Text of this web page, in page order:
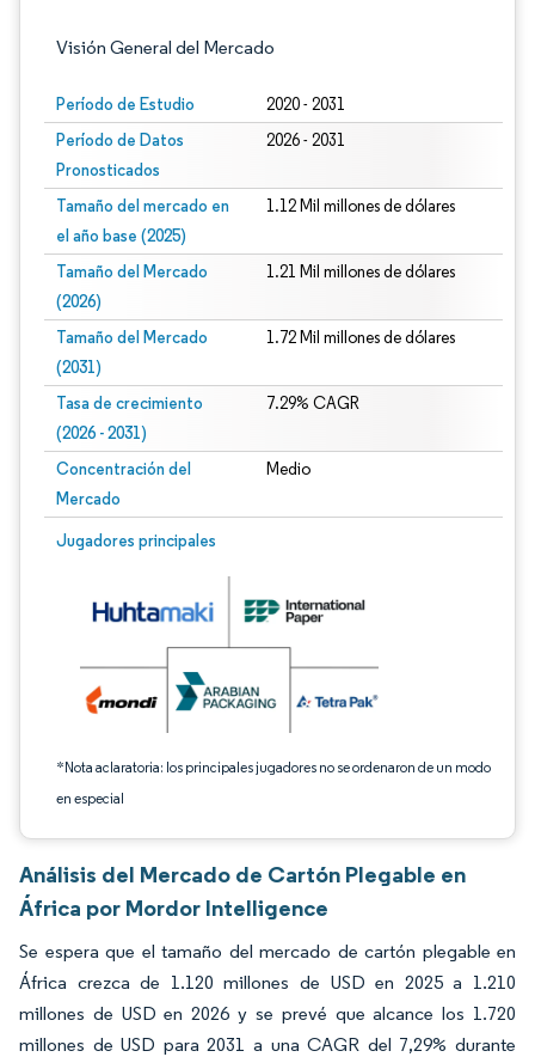
Visión General del Mercado
Período de Estudio 2020 - 2031
Período de Datos
Pronosticados
2026 - 2031
Tamaño del mercado en
el año base (2025)
1.12 Mil millones de dólares
Tamaño del Mercado
(2026)
1.21 Mil millones de dólares
Tamaño del Mercado
(2031)
1.72 Mil millones de dólares
Tasa de crecimiento
(2026 - 2031)
7.29% CAGR
Concentración del
Mercado
Medio
Jugadores principales
*Nota aclaratoria: los principales jugadores no se ordenaron de un modo
en especial
Imagen © Mordor Intelligence. El uso requiere atribución según CC BY 4.0.
Análisis del Mercado de Cartón Plegable en
África por Mordor Intelligence
Se espera que el tamaño del mercado de cartón plegable en
África crezca de 1.120 millones de USD en 2025 a 1.210
millones de USD en 2026 y se prevé que alcance los 1.720
millones de USD para 2031 a una CAGR del 7,29% durante